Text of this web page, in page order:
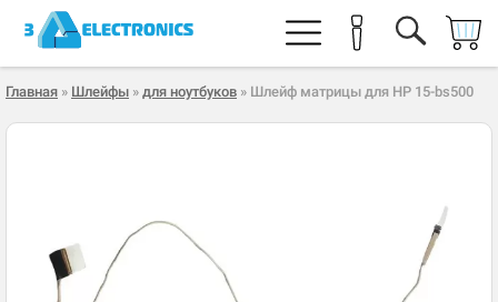
Главная » Шлейфы » для ноутбуков » Шлейф матрицы для HP 15-bs500